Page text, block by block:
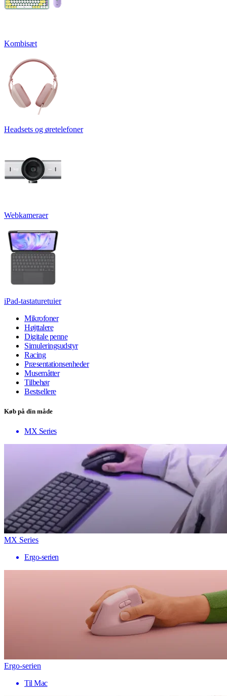
Kombisæt
Headsets og øretelefoner
Webkameraer
iPad-tastaturetuier
Mikrofoner
Højttalere
Digitale penne
Simuleringsudstyr
Racing
Præsentationsenheder
Musemåtter
Tilbehør
Bestsellere
Køb på din måde
MX Series
MX Series
Ergo-serien
Ergo-serien
Til Mac